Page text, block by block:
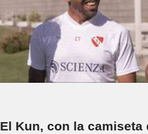
El Kun, con la camiseta